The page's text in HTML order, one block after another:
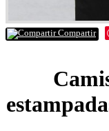
Compartir